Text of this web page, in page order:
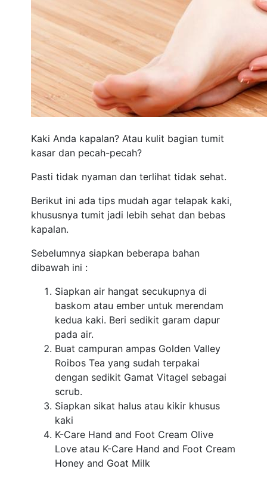
Kaki Anda kapalan? Atau kulit bagian tumit
kasar dan pecah-pecah?
Pasti tidak nyaman dan terlihat tidak sehat.
Berikut ini ada tips mudah agar telapak kaki,
khususnya tumit jadi lebih sehat dan bebas
kapalan.
Sebelumnya siapkan beberapa bahan
dibawah ini :
Siapkan air hangat secukupnya di
baskom atau ember untuk merendam
kedua kaki. Beri sedikit garam dapur
pada air.
Buat campuran ampas Golden Valley
Roibos Tea yang sudah terpakai
dengan sedikit Gamat Vitagel sebagai
scrub.
Siapkan sikat halus atau kikir khusus
kaki
K-Care Hand and Foot Cream Olive
Love atau K-Care Hand and Foot Cream
Honey and Goat Milk